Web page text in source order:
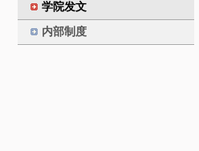
学院发文
内部制度